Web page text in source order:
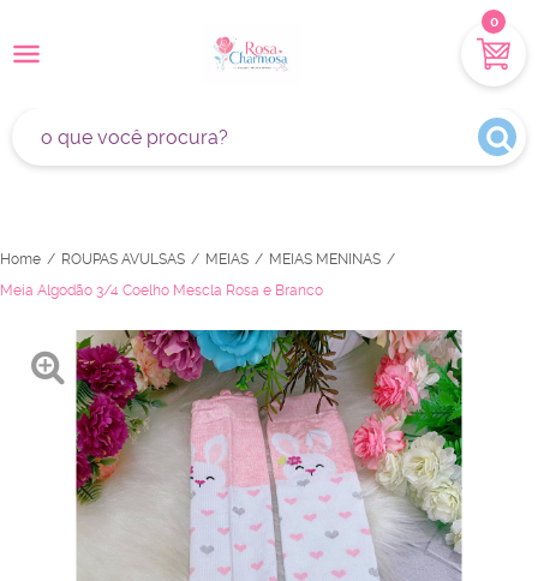
0
Home ROUPAS AVULSAS MEIAS
MEIAS MENINAS
Meia Algodão 3/4 Coelho Mescla Rosa e Branco